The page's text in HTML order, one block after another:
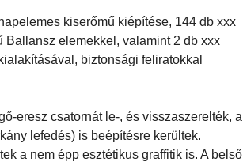
kiserőmű kiépítése, 144 db xxx
Ballansz elemekkel, valamint 2 db xxx
biztonsági feliratokkal
eresz csatornát le-, és visszaszerelték, a
lefedés) is beépítésre kerültek.
a nem épp esztétikus graffitik is. A belső